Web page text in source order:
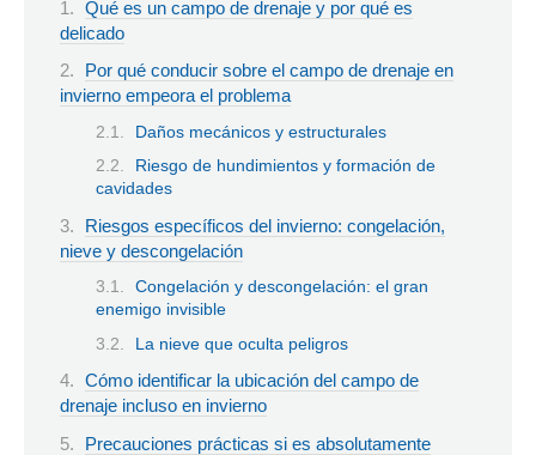
Qué es un campo de drenaje y por qué es
delicado
Por qué conducir sobre el campo de drenaje en
invierno empeora el problema
Daños mecánicos y estructurales
Riesgo de hundimientos y formación de
cavidades
Riesgos específicos del invierno: congelación,
nieve y descongelación
Congelación y descongelación: el gran
enemigo invisible
La nieve que oculta peligros
Cómo identificar la ubicación del campo de
drenaje incluso en invierno
Precauciones prácticas si es absolutamente